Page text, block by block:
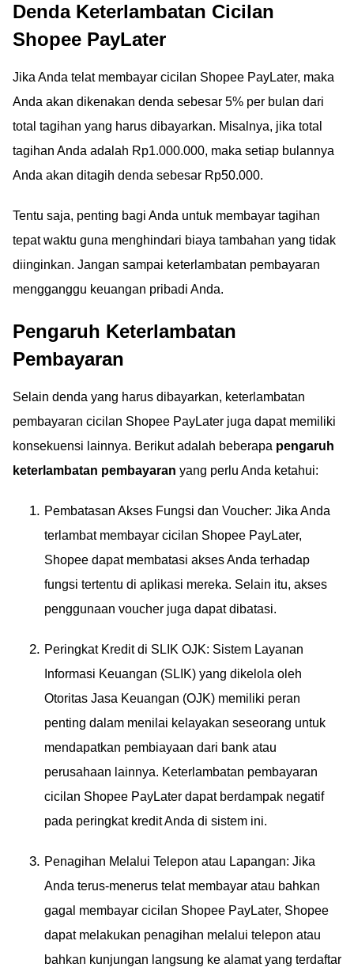
Denda Keterlambatan Cicilan
Shopee PayLater
Jika Anda telat membayar cicilan Shopee PayLater, maka
Anda akan dikenakan denda sebesar 5% per bulan dari
total tagihan yang harus dibayarkan. Misalnya, jika total
tagihan Anda adalah Rp1.000.000, maka setiap bulannya
Anda akan ditagih denda sebesar Rp50.000.
Tentu saja, penting bagi Anda untuk membayar tagihan
tepat waktu guna menghindari biaya tambahan yang tidak
diinginkan. Jangan sampai keterlambatan pembayaran
mengganggu keuangan pribadi Anda.
Pengaruh Keterlambatan
Pembayaran
Selain denda yang harus dibayarkan, keterlambatan
pembayaran cicilan Shopee PayLater juga dapat memiliki
konsekuensi lainnya. Berikut adalah beberapa pengaruh
keterlambatan pembayaran yang perlu Anda ketahui:
Pembatasan Akses Fungsi dan Voucher: Jika Anda
terlambat membayar cicilan Shopee PayLater,
Shopee dapat membatasi akses Anda terhadap
fungsi tertentu di aplikasi mereka. Selain itu, akses
penggunaan voucher juga dapat dibatasi.
Peringkat Kredit di SLIK OJK: Sistem Layanan
Informasi Keuangan (SLIK) yang dikelola oleh
Otoritas Jasa Keuangan (OJK) memiliki peran
penting dalam menilai kelayakan seseorang untuk
mendapatkan pembiayaan dari bank atau
perusahaan lainnya. Keterlambatan pembayaran
cicilan Shopee PayLater dapat berdampak negatif
pada peringkat kredit Anda di sistem ini.
Penagihan Melalui Telepon atau Lapangan: Jika
Anda terus-menerus telat membayar atau bahkan
gagal membayar cicilan Shopee PayLater, Shopee
dapat melakukan penagihan melalui telepon atau
bahkan kunjungan langsung ke alamat yang terdaftar